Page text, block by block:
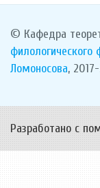
© Кафедра
филологического
Ломоносова,
Разработано с